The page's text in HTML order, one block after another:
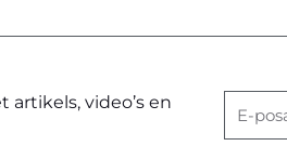
video’s en